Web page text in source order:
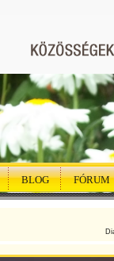
BLOG FÓRUM